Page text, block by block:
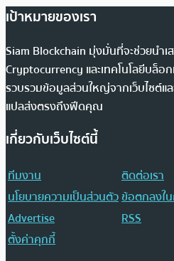
เป้าหมายของเรา
Siam Blockchain มุ่งมั่นที่จะช่วยนำเ
Cryptocurrency และเทคโนโลยีบล็อ
รวบรวมข้อมูลส่วนใหญ่จากเว็บไซต์แ
แปลส่งตรงถึงฟีดคุณ
เกี่ยวกับเว็บไซต์นี้
ทีมงาน
ติดต่อเรา
นโยบายความเป็นส่วนตัวข้อตกลงใ
Advertise
RSS
ตั้งค่าคุกกี้